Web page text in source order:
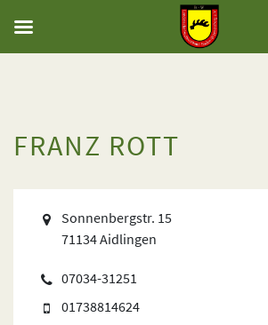
FRANZ ROTT
Sonnenbergstr. 15
71134 Aidlingen
07034-31251
01738814624